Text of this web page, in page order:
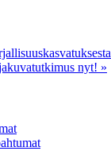
nyt! »